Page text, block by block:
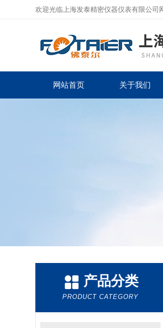
欢迎光临上海发泰精密仪器仪表有限公司
网站首页 关于我们
产品分类
PRODUCT CATEGORY